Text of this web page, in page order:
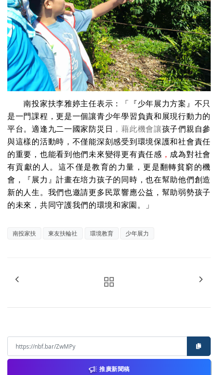
南投家扶李雅婷主任表示：「『少年展力方案』不只
是一門課程，更是一個讓青少年學習負責和展現行動力的
平台。適逢九二一國家防災日 ，藉此機會讓孩子們親自參
與這樣的活動時，不僅能深刻感受到環境保護和社會責任
的重要，也能看到他們未來變得更有責任感 ， 成為對社會
有貢獻的人。這不僅是教育的力量，更是翻轉貧窮的機
會，『展力』計畫在培力孩子的同時，也在幫助他們創造
新的人生。我們也邀請更多民眾響應公益，幫助弱勢孩子
的未來，共同守護我們的環境和家園。」
南投家扶 東友扶輪社 環境教育 少年展力
推廣新聞稿